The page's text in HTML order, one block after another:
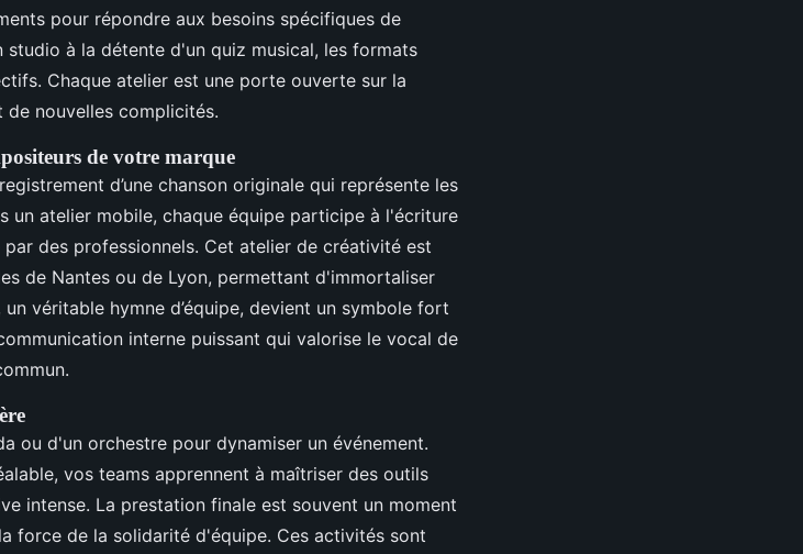
pour répondre aux besoins spécifiques de
à la détente d'un quiz musical, les formats
Chaque atelier est une porte ouverte sur la
nouvelles complicités.
de votre marque
d’une chanson originale qui représente les
un atelier mobile, chaque équipe participe à l'écriture
des professionnels. Cet atelier de créativité est
de Nantes ou de Lyon, permettant d'immortaliser
véritable hymne d’équipe, devient un symbole fort
interne puissant qui valorise le vocal de
ou d'un orchestre pour dynamiser un événement.
vos teams apprennent à maîtriser des outils
intense. La prestation finale est souvent un moment
force de la solidarité d'équipe. Ces activités sont